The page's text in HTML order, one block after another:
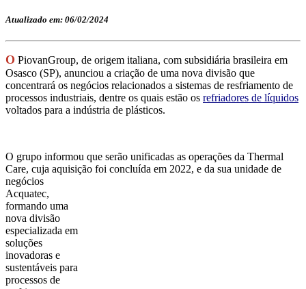
Atualizado em: 06/02/2024
O PiovanGroup, de origem italiana, com subsidiária brasileira em
Osasco (SP), anunciou a criação de uma nova divisão que
concentrará os negócios relacionados a sistemas de resfriamento de
processos industriais, dentre os quais estão os refriadores de líquidos
voltados para a indústria de plásticos.
O grupo informou que serão unificadas as operações da Thermal
Care, cuja aquisição foi concluída em 2022, e da sua unidade de
negócios
Acquatec,
formando uma
nova divisão
especializada em
soluções
inovadoras e
sustentáveis para
processos de